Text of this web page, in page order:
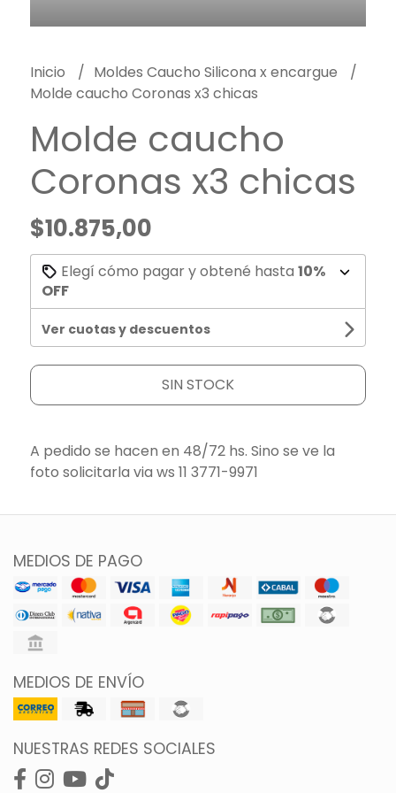
Inicio
Moldes Caucho Silicona x encargue
Molde caucho Coronas x3 chicas
Molde caucho
Coronas x3 chicas
$10.875,00
Elegí cómo pagar y obtené hasta 10%
OFF
Ver cuotas y descuentos
SIN STOCK
A pedido se hacen en 48/72 hs. Sino se ve la
foto solicitarla via ws 11 3771-9971
MEDIOS DE PAGO
MEDIOS DE ENVÍO
NUESTRAS REDES SOCIALES